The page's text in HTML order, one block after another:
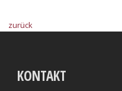
zurück
KONTAKT